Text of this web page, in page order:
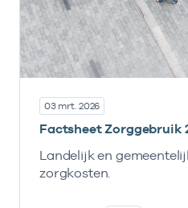
03 mrt. 2026
Factsheet Zorggebruik
Landelijk en
zorgkosten.